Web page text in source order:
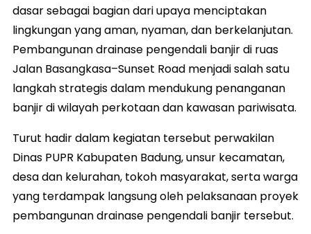
dasar sebagai bagian dari upaya menciptakan
lingkungan yang aman, nyaman, dan berkelanjutan.
Pembangunan drainase pengendali banjir di ruas
Jalan Basangkasa–Sunset Road menjadi salah satu
langkah strategis dalam mendukung penanganan
banjir di wilayah perkotaan dan kawasan pariwisata.
Turut hadir dalam kegiatan tersebut perwakilan
Dinas PUPR Kabupaten Badung, unsur kecamatan,
desa dan kelurahan, tokoh masyarakat, serta warga
yang terdampak langsung oleh pelaksanaan proyek
pembangunan drainase pengendali banjir tersebut.